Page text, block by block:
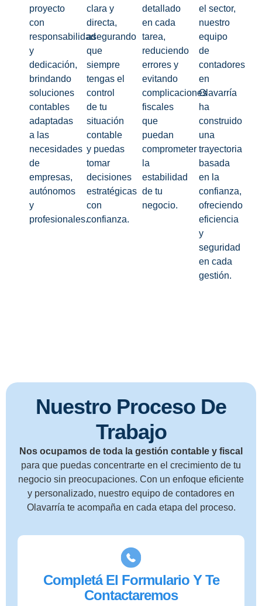
proyecto
con
responsabilidad
y
dedicación,
brindando
soluciones
contables
adaptadas
a las
necesidades
de
empresas,
autónomos
y
profesionales.
clara y
directa,
asegurando
que
siempre
tengas el
control
de tu
situación
contable
y puedas
tomar
decisiones
estratégicas
con
confianza.
detallado
en cada
tarea,
reduciendo
errores y
evitando
complicaciones
fiscales
que
puedan
comprometer
la
estabilidad
de tu
negocio.
el sector,
nuestro
equipo
de
contadores
en
Olavarría
ha
construido
una
trayectoria
basada
en la
confianza,
ofreciendo
eficiencia
y
seguridad
en cada
gestión.
Nuestro Proceso De
Trabajo
Nos ocupamos de toda la gestión contable y fiscal
para que puedas concentrarte en el crecimiento de tu
negocio sin preocupaciones. Con un enfoque eficiente
y personalizado, nuestro equipo de contadores en
Olavarría te acompaña en cada etapa del proceso.
Completá El Formulario Y Te
Contactaremos